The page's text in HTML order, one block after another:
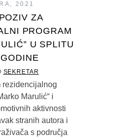
2021
ZA
PROGRAM
U SPLITU
SEKRETAR
rezidencijalnog
Marulić“ i
aktivnosti
stranih autora i
s područja